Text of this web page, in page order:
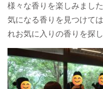
様々な香りを楽しみました
気になる香りを見つけて
れお気に入りの香りを探